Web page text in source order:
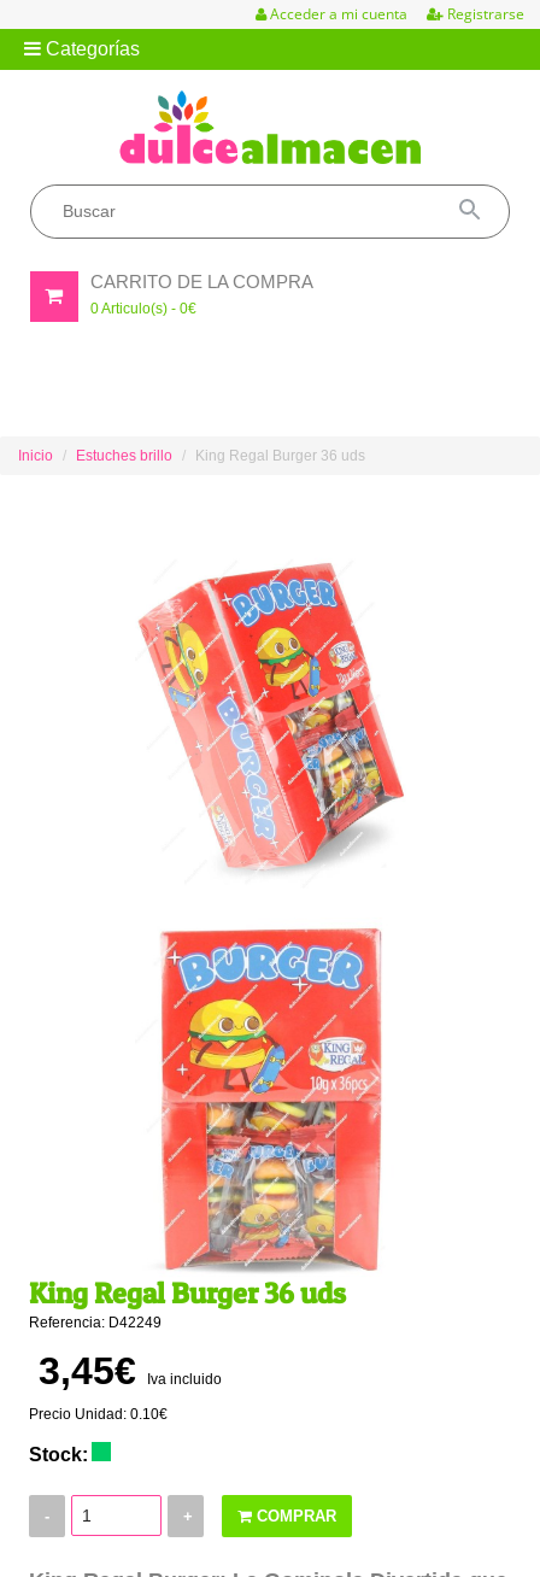
Acceder a mi cuenta
Registrarse
Categorías
CARRITO DE LA COMPRA
0Articulo(s) - 0€
Inicio Estuches brillo King Regal Burger 36 uds
King Regal Burger 36 uds
Referencia: D42249
3,45€ Iva incluido
Precio Unidad: 0.10€
Stock:
- + COMPRAR